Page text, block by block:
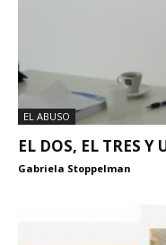
EL ABUSO
EL DOS, EL TRES Y
Gabriela Stoppelman